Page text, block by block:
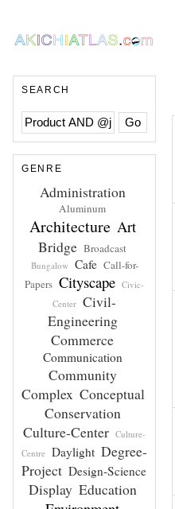
SEARCH
GENRE
Administration
Aluminum
Architecture Art
Bridge Broadcast
Bungalow Cafe Call-for-
Papers Cityscape Civic-
Center Civil-
Engineering
Commerce
Communication
Community
Complex Conceptual
Conservation
Culture-Center Culture-
Centre Daylight Degree-
Project Design-Science
Display Education